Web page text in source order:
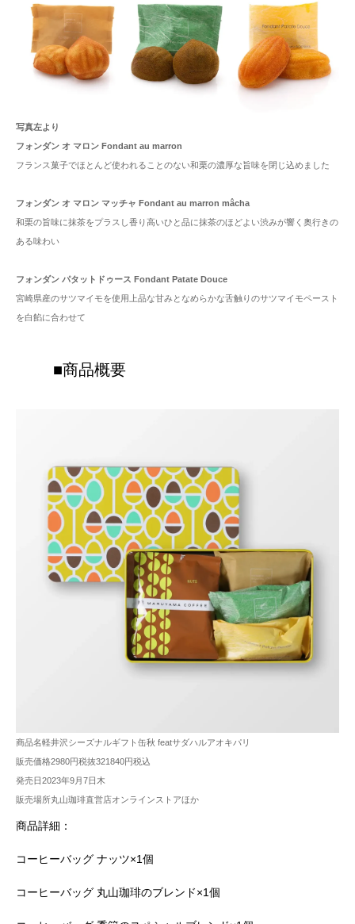
写真左より
フォンダン オ マロン Fondant au marron
フランス菓子でほとんど使われることのない和栗の濃厚な旨味を閉じ込めました
フォンダン オ マロン マッチャ Fondant au marron mâcha
和栗の旨味に抹茶をプラスし香り高いひと品に抹茶のほどよい渋みが響く奥行きの
ある味わい
フォンダン パタットドゥース Fondant Patate Douce
宮崎県産のサツマイモを使用上品な甘みとなめらかな舌触りのサツマイモペースト
を白餡に合わせて
■商品概要
商品名軽井沢シーズナルギフト缶秋 featサダハルアオキパリ
販売価格2980円税抜321840円税込
発売日2023年9月7日木
販売場所丸山珈琲直営店オンラインストアほか
商品詳細：
コーヒーバッグ ナッツ×1個
コーヒーバッグ 丸山珈琲のブレンド×1個